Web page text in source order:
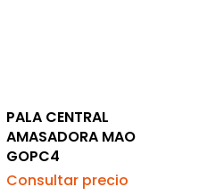
PALA CENTRAL
AMASADORA MAO
GOPC4
Consultar precio